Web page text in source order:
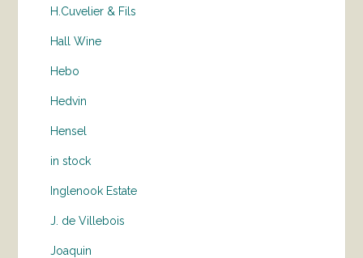
H.Cuvelier & Fils
Hall Wine
Hebo
Hedvin
Hensel
in stock
Inglenook Estate
J. de Villebois
Joaquin